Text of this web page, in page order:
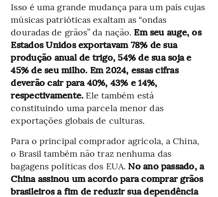
Isso é uma grande mudança para um país cujas
músicas patrióticas exaltam as “ondas
douradas de grãos” da nação. Em seu auge, os
Estados Unidos exportavam 78% de sua
produção anual de trigo, 54% de sua soja e
45% de seu milho. Em 2024, essas cifras
deverão cair para 40%, 43% e 14%,
respectivamente. Ele também está
constituindo uma parcela menor das
exportações globais de culturas.
Para o principal comprador agrícola, a China,
o Brasil também não traz nenhuma das
bagagens políticas dos EUA. No ano passado, a
China assinou um acordo para comprar grãos
brasileiros a fim de reduzir sua dependência